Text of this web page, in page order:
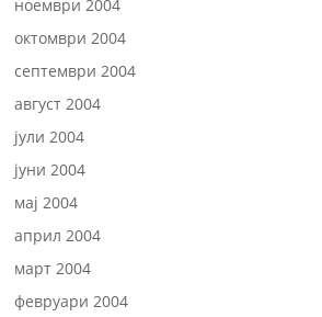
ноември 2004
октомври 2004
септември 2004
август 2004
јули 2004
јуни 2004
мај 2004
април 2004
март 2004
февруари 2004